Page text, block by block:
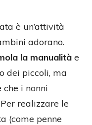
è un’attività
adorano.
la manualità e
dei piccoli, ma
i nonni
realizzare le
(come penne